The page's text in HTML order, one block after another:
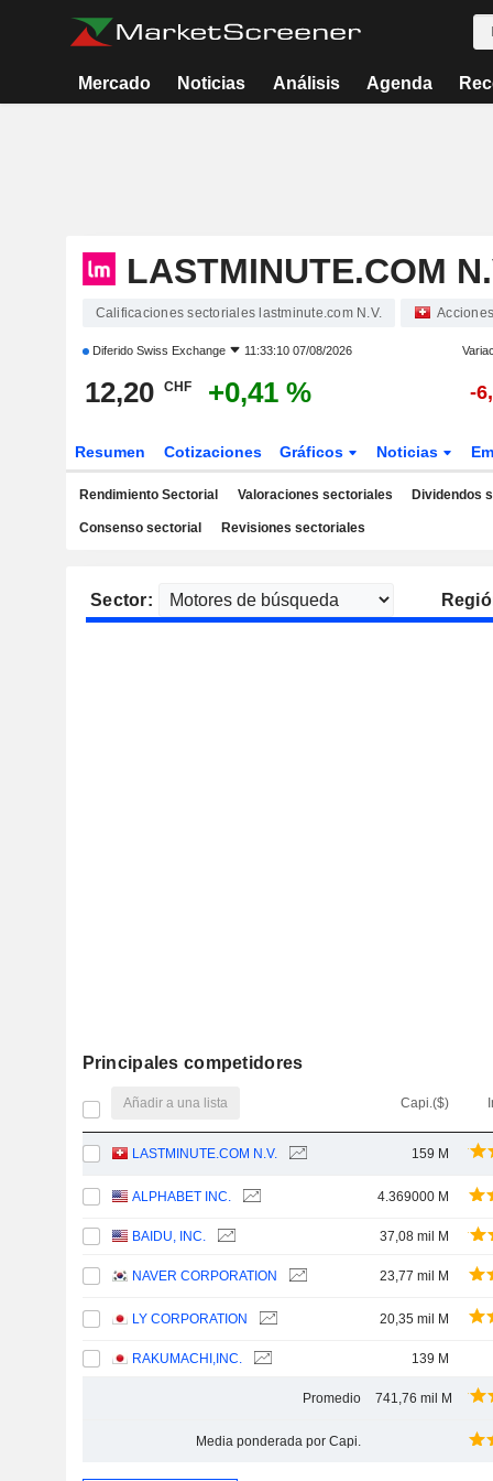
Mercado Noticias Análisis Agenda
LASTMINUTE.COM
Calificaciones sectoriales lastminute.com N.V. Acciones
Diferido Swiss Exchange 11:33:10 07/08/2026
12,20 CHF +0,41 % -
Resumen Cotizaciones Gráficos Noticias
Rendimiento Sectorial Valoraciones sectoriales Dividendos
Consenso sectorial Revisiones sectoriales
Sector:
Principales competidores
Añadir a una lista Capi.($)
LASTMINUTE.COM N.V. 159 M
ALPHABET INC. 4.369000 M
BAIDU, INC. 37,08 mil M
NAVER CORPORATION 23,77 mil M
LY CORPORATION 20,35 mil M
RAKUMACHI,INC. 139 M
Promedio 741,76 mil M
Media ponderada por Capi.